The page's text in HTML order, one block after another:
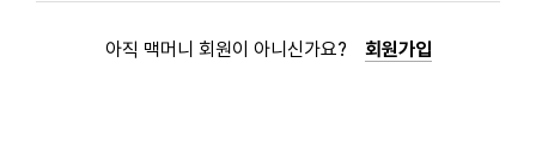
아직 맥머니 회원이 아니신가요? 회원가입